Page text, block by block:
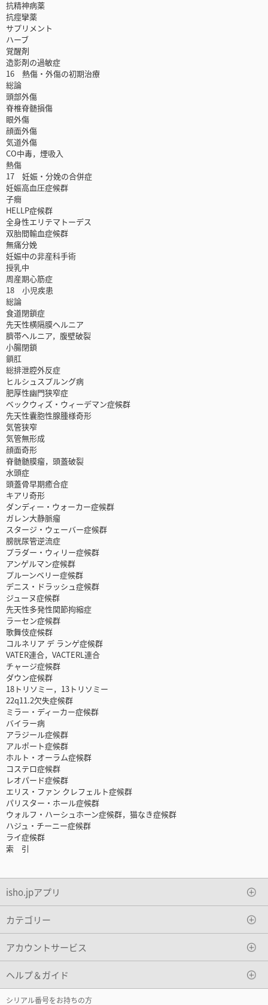
抗精神病薬
抗痙攣薬
サプリメント
ハーブ
覚醒剤
造影剤の過敏症
16 熱傷・外傷の初期治療
総論
頭部外傷
脊椎脊髄損傷
眼外傷
顔面外傷
気道外傷
CO中毒，煙吸入
熱傷
17 妊娠・分娩の合併症
妊娠高血圧症候群
子癇
HELLP症候群
全身性エリテマトーデス
双胎間輸血症候群
無痛分娩
妊娠中の非産科手術
授乳中
周産期心筋症
18 小児疾患
総論
食道閉鎖症
先天性横隔膜ヘルニア
臍帯ヘルニア，腹壁破裂
小腸閉鎖
鎖肛
総排泄腔外反症
ヒルシュスプルング病
肥厚性幽門狭窄症
ベックウィズ・ウィーデマン症候群
先天性囊胞性腺腫様奇形
気管狭窄
気管無形成
顔面奇形
脊髄髄膜瘤，頭蓋破裂
水頭症
頭蓋骨早期癒合症
キアリ奇形
ダンディー・ウォーカー症候群
ガレン大静脈瘤
スタージ・ウェーバー症候群
膀胱尿管逆流症
プラダー・ウィリー症候群
アンゲルマン症候群
プルーンベリー症候群
デニス・ドラッシュ症候群
ジューヌ症候群
先天性多発性関節拘縮症
ラーセン症候群
歌舞伎症候群
コルネリア デ ランゲ症候群
VATER連合，VACTERL連合
チャージ症候群
ダウン症候群
18トリソミー，13トリソミー
22q11.2欠失症候群
ミラー・ディーカー症候群
バイラー病
アラジール症候群
アルポート症候群
ホルト・オーラム症候群
コステロ症候群
レオパード症候群
エリス・ファン クレフェルト症候群
パリスター・ホール症候群
ウォルフ・ハーシュホーン症候群，猫なき症候群
ハジュ・チーニー症候群
ライ症候群
索 引
isho.jpアプリ
カテゴリー
アカウントサービス
ヘルプ＆ガイド
シリアル番号をお持ちの方